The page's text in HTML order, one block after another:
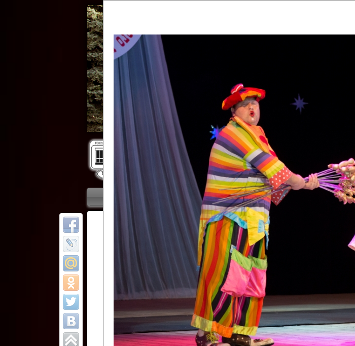
Государственный
Дворец
Приветствие Коллективы Новости Афиша
ОТЧЕТЫ ГКЦ
Все отчеты
Финал Республиканского фестиваля
цирковых коллективов "Созвездие
Приднестровского цирка"
Участники фестиваля:
Образцовый эстрадно-цирковой коллектив «Ровесник»
Протягайловка, г. Бендеры , руководитель Рогожинер Светлана